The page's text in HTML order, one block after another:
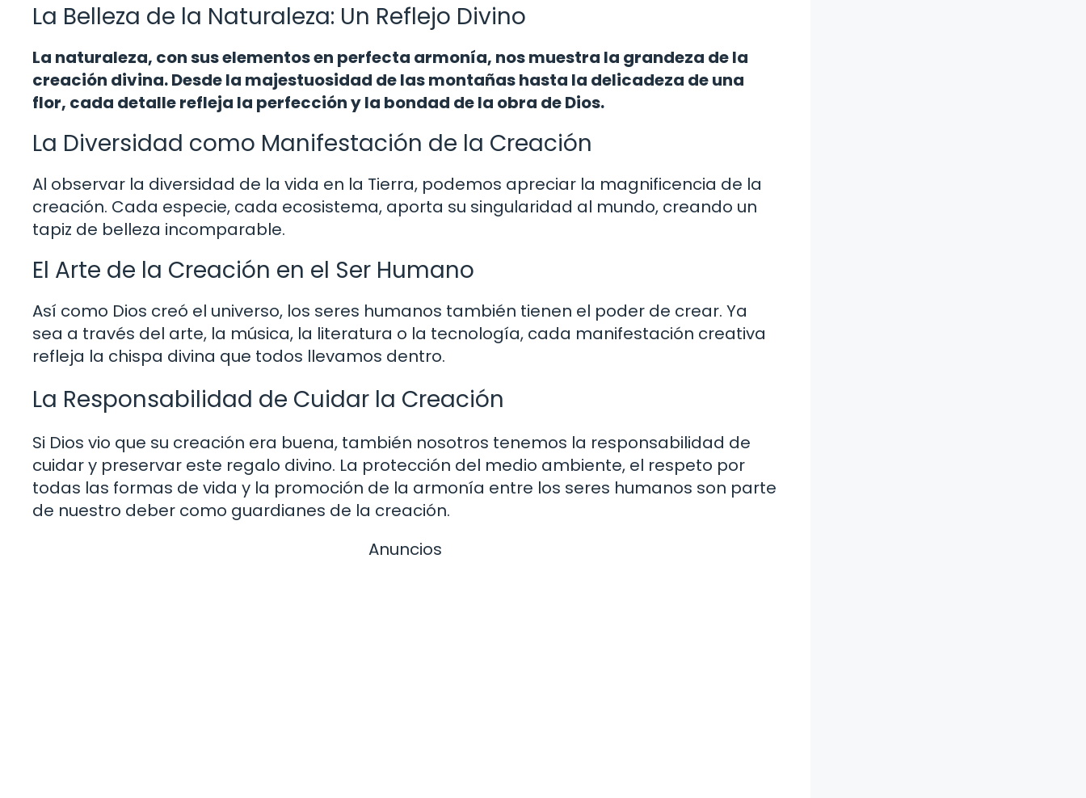
La Belleza de la Naturaleza: Un Reflejo Divino
La naturaleza, con sus elementos en perfecta armonía, nos muestra la grandeza de la
creación divina. Desde la majestuosidad de las montañas hasta la delicadeza de una
flor, cada detalle refleja la perfección y la bondad de la obra de Dios.
La Diversidad como Manifestación de la Creación
Al observar la diversidad de la vida en la Tierra, podemos apreciar la magnificencia de la
creación. Cada especie, cada ecosistema, aporta su singularidad al mundo, creando un
tapiz de belleza incomparable.
El Arte de la Creación en el Ser Humano
Así como Dios creó el universo, los seres humanos también tienen el poder de crear. Ya
sea a través del arte, la música, la literatura o la tecnología, cada manifestación creativa
refleja la chispa divina que todos llevamos dentro.
La Responsabilidad de Cuidar la Creación
Si Dios vio que su creación era buena, también nosotros tenemos la responsabilidad de
cuidar y preservar este regalo divino. La protección del medio ambiente, el respeto por
todas las formas de vida y la promoción de la armonía entre los seres humanos son parte
de nuestro deber como guardianes de la creación.
Anuncios